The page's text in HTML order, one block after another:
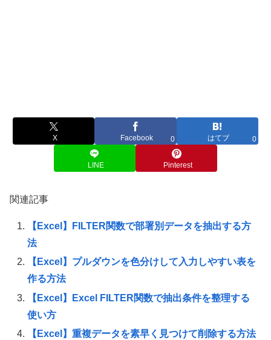
X Facebook 0 はてブ 0
LINE Pinterest
関連記事
【Excel】FILTER関数で部署別データを抽出する方
法
【Excel】プルダウンを色分けして入力しやすい表を
作る方法
【Excel】Excel FILTER関数で抽出条件を整理する
使い方
【Excel】重複データを素早く見つけて削除する方法